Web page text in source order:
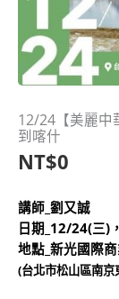
12/24【美麗中
到喀什
NT$0
講師_劉又誠
日期_12/24(三)
地點_新光國際
(台北市松山區南